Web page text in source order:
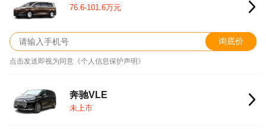
76.6-101.6万元
询底价
点击发送即视为同意《个人信息保护声明》
奔驰VLE
未上市